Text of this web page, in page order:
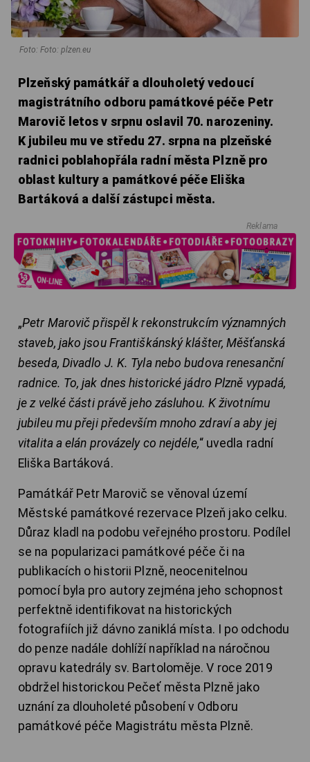
Foto: Foto: plzen.eu
Plzeňský památkář a dlouholetý vedoucí
magistrátního odboru památkové péče Petr
Marovič letos v srpnu oslavil 70. narozeniny.
K jubileu mu ve středu 27. srpna na plzeňské
radnici poblahopřála radní města Plzně pro
oblast kultury a památkové péče Eliška
Bartáková a další zástupci města.
Reklama
„Petr Marovič přispěl k rekonstrukcím významných
staveb, jako jsou Františkánský klášter, Měšťanská
beseda, Divadlo J. K. Tyla nebo budova renesanční
radnice. To, jak dnes historické jádro Plzně vypadá,
je z velké části právě jeho zásluhou. K životnímu
jubileu mu přeji především mnoho zdraví a aby jej
vitalita a elán provázely co nejdéle,“ uvedla radní
Eliška Bartáková.
Památkář Petr Marovič se věnoval území
Městské památkové rezervace Plzeň jako celku.
Důraz kladl na podobu veřejného prostoru. Podílel
se na popularizaci památkové péče či na
publikacích o historii Plzně, neocenitelnou
pomocí byla pro autory zejména jeho schopnost
perfektně identifikovat na historických
fotografiích již dávno zaniklá místa. I po odchodu
do penze nadále dohlíží například na náročnou
opravu katedrály sv. Bartoloměje. V roce 2019
obdržel historickou Pečeť města Plzně jako
uznání za dlouholeté působení v Odboru
památkové péče Magistrátu města Plzně.